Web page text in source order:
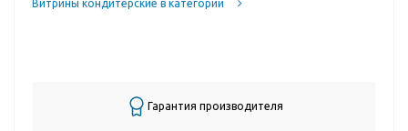
Витрины кондитерские в категории
Гарантия производителя